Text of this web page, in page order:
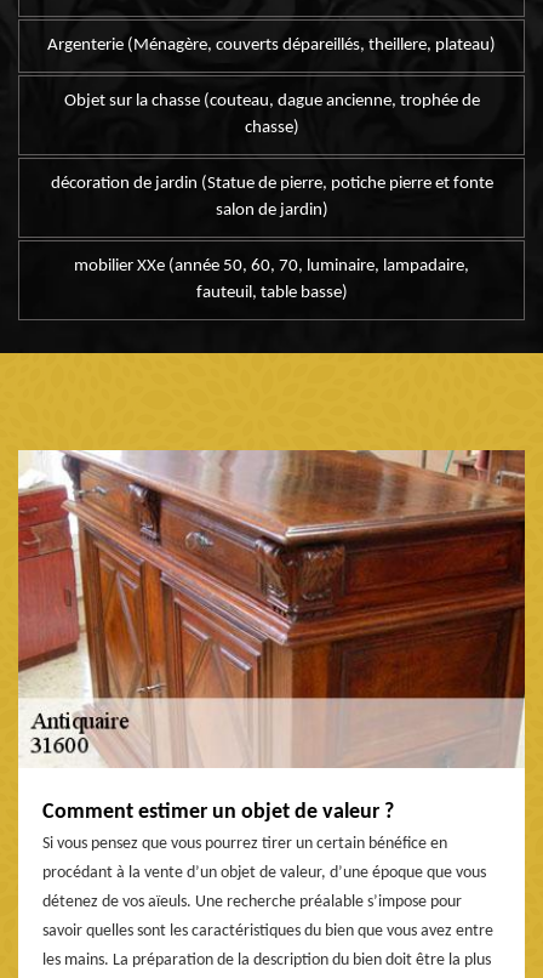
Argenterie (Ménagère, couverts dépareillés, theillere, plateau)
Objet sur la chasse (couteau, dague ancienne, trophée de
chasse)
décoration de jardin (Statue de pierre, potiche pierre et fonte
salon de jardin)
mobilier XXe (année 50, 60, 70, luminaire, lampadaire,
fauteuil, table basse)
Comment estimer un objet de valeur ?
Si vous pensez que vous pourrez tirer un certain bénéfice en
procédant à la vente d’un objet de valeur, d’une époque que vous
détenez de vos aïeuls. Une recherche préalable s’impose pour
savoir quelles sont les caractéristiques du bien que vous avez entre
les mains. La préparation de la description du bien doit être la plus